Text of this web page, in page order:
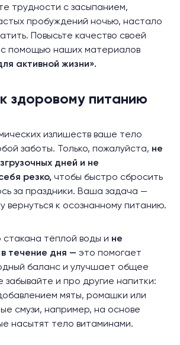
трудности с засыпанием,
пробуждений ночью, настало
Повысьте качество своей
с помощью наших материалов
активной жизни».
здоровому питанию
излишеств ваше тело
заботы. Только, пожалуйста, не
дней и не
резко, чтобы быстро сбросить
за праздники. Ваша задача —
вернуться к осознанному питанию.
стакана тёплой воды и не
течение дня — это помогает
баланс и улучшает общее
забывайте и про другие напитки:
мяты, ромашки или
смузи, например, на основе
насытят тело витаминами.